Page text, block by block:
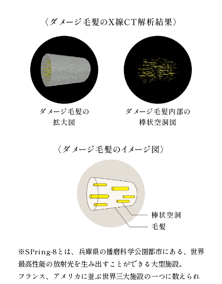
※SPring-8とは、兵庫県の播磨科学公園都市にある、世界
最高性能の放射光を生み出すことができる大型施設。
フランス、アメリカに並ぶ世界三大施設の一つに数えられ